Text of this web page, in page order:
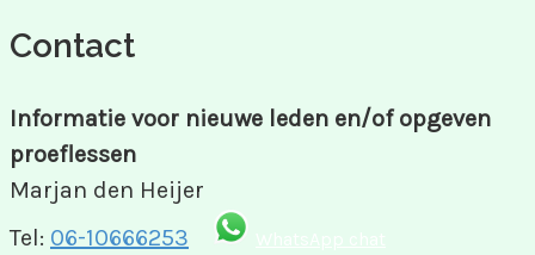
Contact
Informatie voor nieuwe leden en/of opgeven
proeflessen
Marjan den Heijer
Tel: 06-10666253